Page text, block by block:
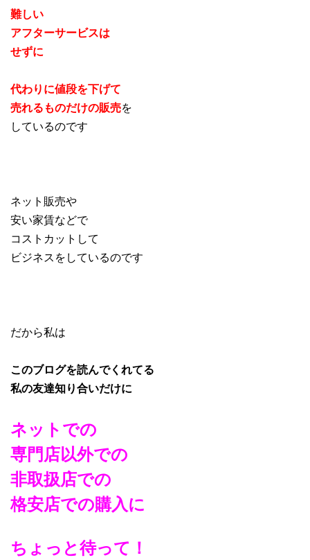
難しい
アフターサービスは
せずに
代わりに値段を下げて
売れるものだけの販売を
しているのです
ネット販売や
安い家賃などで
コストカットして
ビジネスをしているのです
だから私は
このブログを読んでくれてる
私の友達知り合いだけに
ネットでの
専門店以外での
非取扱店での
格安店での購入に
ちょっと待って！